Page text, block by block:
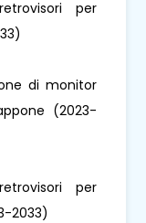
per
di monitor
(2023-
per
2033)